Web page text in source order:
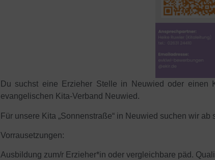
Du suchst eine Erzieher Stelle in Neuwied oder einen
evangelischen Kita-Verband Neuwied.
Für unsere Kita „Sonnenstraße“ in Neuwied suchen wir ab
Vorrausetzungen:
Ausbildung zum/r Erzieher*in oder vergleichbare päd.